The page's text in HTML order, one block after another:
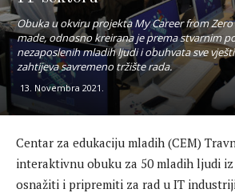
Obuka u okviru projekta My Career from
made, odnosno kreirana je prema stvarnim
nezaposlenih mladih ljudi i obuhvata sve
zahtijeva savremeno tržište rada.
13. Novembra 2021.
Centar za edukaciju mladih (CEM)
interaktivnu obuku za 50 mladih ljudi
osnažiti i pripremiti za rad u IT